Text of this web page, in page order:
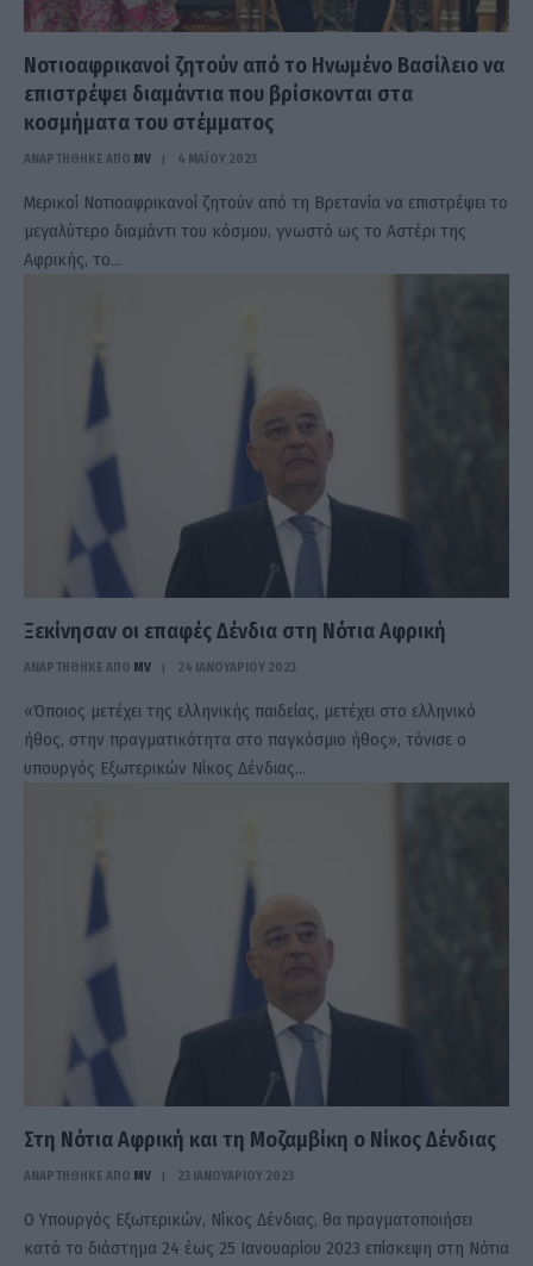
Νοτιοαφρικανοί ζητούν από το Ηνωμένο Βασίλειο να
επιστρέψει διαμάντια που βρίσκονται στα
κοσμήματα του στέμματος
ΑΝΑΡΤΗΘΗΚΕ ΑΠΟ MV 4 ΜΑΪ́ΟΥ 2023
Μερικοί Νοτιοαφρικανοί ζητούν από τη Βρετανία να επιστρέψει το
μεγαλύτερο διαμάντι του κόσμου, γνωστό ως το Αστέρι της
Αφρικής, το…
Ξεκίνησαν οι επαφές Δένδια στη Νότια Αφρική
ΑΝΑΡΤΗΘΗΚΕ ΑΠΟ MV 24 ΙΑΝΟΥΑΡΊΟΥ 2023
«Όποιος μετέχει της ελληνικής παιδείας, μετέχει στο ελληνικό
ήθος, στην πραγματικότητα στο παγκόσμιο ήθος», τόνισε ο
υπουργός Εξωτερικών Νίκος Δένδιας…
Στη Νότια Αφρική και τη Μοζαμβίκη ο Νίκος Δένδιας
ΑΝΑΡΤΗΘΗΚΕ ΑΠΟ MV 23 ΙΑΝΟΥΑΡΊΟΥ 2023
Ο Υπουργός Εξωτερικών, Νίκος Δένδιας, θα πραγματοποιήσει
κατά το διάστημα 24 έως 25 Ιανουαρίου 2023 επίσκεψη στη Νότια